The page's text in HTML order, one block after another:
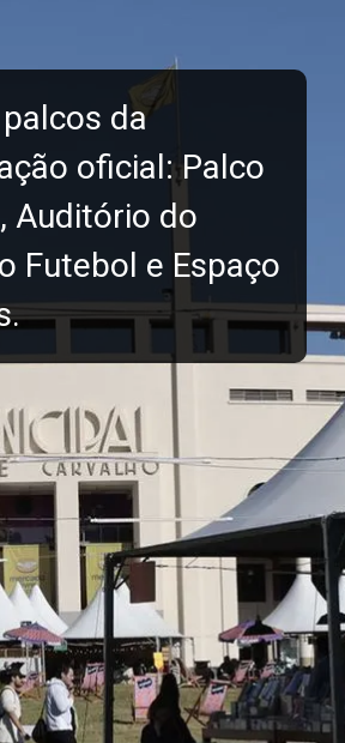
da
oficial: Palco
Auditório do
Futebol e Espaço